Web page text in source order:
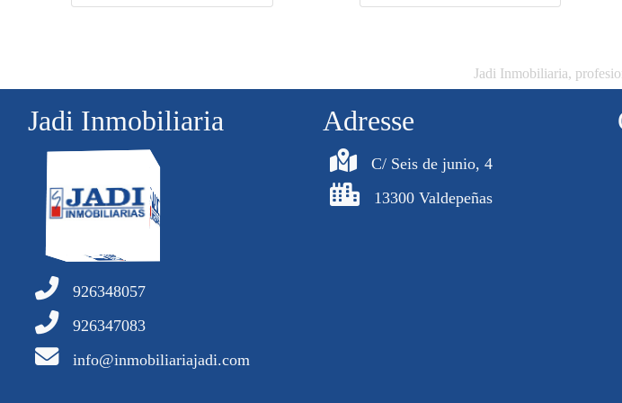
Jadi Inmobiliaria,
Jadi Inmobiliaria
926348057
926347083
info@inmobiliariajadi.com
Adresse
C/ Seis de junio, 4
13300 Valdepeñas